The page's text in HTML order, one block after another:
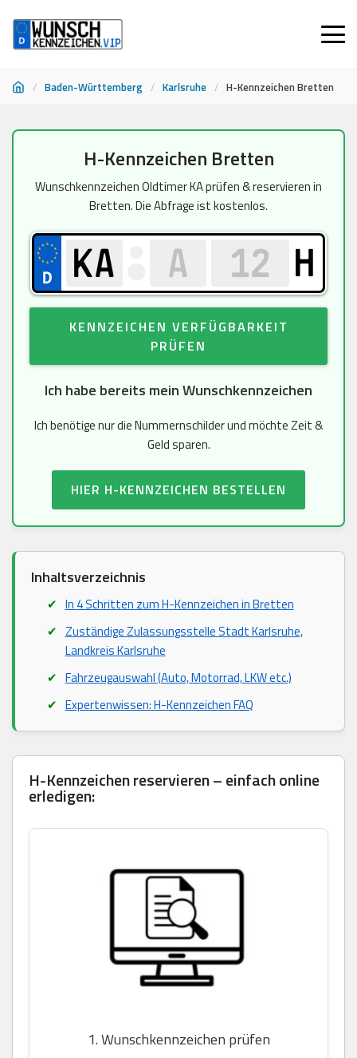
/ Baden-Württemberg / Karlsruhe / H-Kennzeichen Bretten
springen
H-Kennzeichen Bretten
Wunschkennzeichen Oldtimer KA prüfen & reservieren in
Bretten. Die Abfrage ist kostenlos.
H
KENNZEICHEN VERFÜGBARKEIT
PRÜFEN
Ich habe bereits mein Wunschkennzeichen
Ich benötige nur die Nummernschilder und möchte Zeit &
Geld sparen.
HIER H-KENNZEICHEN BESTELLEN
Inhaltsverzeichnis
In 4 Schritten zum H-Kennzeichen in Bretten
Zuständige Zulassungsstelle Stadt Karlsruhe,
Landkreis Karlsruhe
Fahrzeugauswahl (Auto, Motorrad, LKW etc.)
Expertenwissen: H-Kennzeichen FAQ
H-Kennzeichen reservieren – einfach online
erledigen:
1. Wunschkennzeichen prüfen